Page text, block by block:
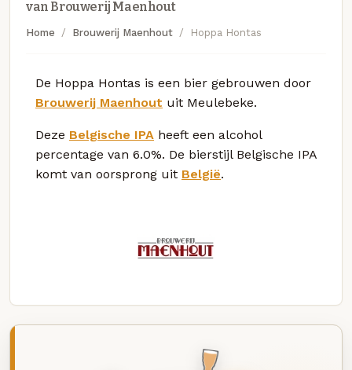
van Brouwerij Maenhout
Home Brouwerij Maenhout Hoppa Hontas
De Hoppa Hontas is een bier gebrouwen door
Brouwerij Maenhout uit Meulebeke.
Deze Belgische IPA heeft een alcohol
percentage van 6.0%. De bierstijl Belgische IPA
komt van oorsprong uit België.